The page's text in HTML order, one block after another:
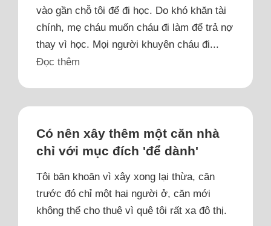
vào gần chỗ tôi để đi học. Do khó khăn tài
chính, mẹ cháu muốn cháu đi làm để trả nợ
thay vì học. Mọi người khuyên cháu đi...
Đọc thêm
Có nên xây thêm một căn nhà
chỉ với mục đích 'để dành'
Tôi băn khoăn vì xây xong lại thừa, căn
trước đó chỉ một hai người ở, căn mới
không thể cho thuê vì quê tôi rất xa đô thị.